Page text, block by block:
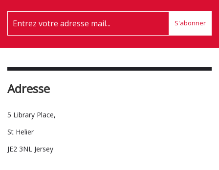
S'abonner
Adresse
5 Library Place,
St Helier
JE2 3NL Jersey